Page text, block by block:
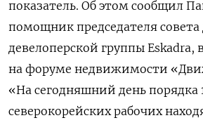
показатель. Об этом сообщил
помощник председателя
девелоперской группы Eskadra,
на форуме недвижимости
«На сегодняшний день порядка
северокорейских рабочих